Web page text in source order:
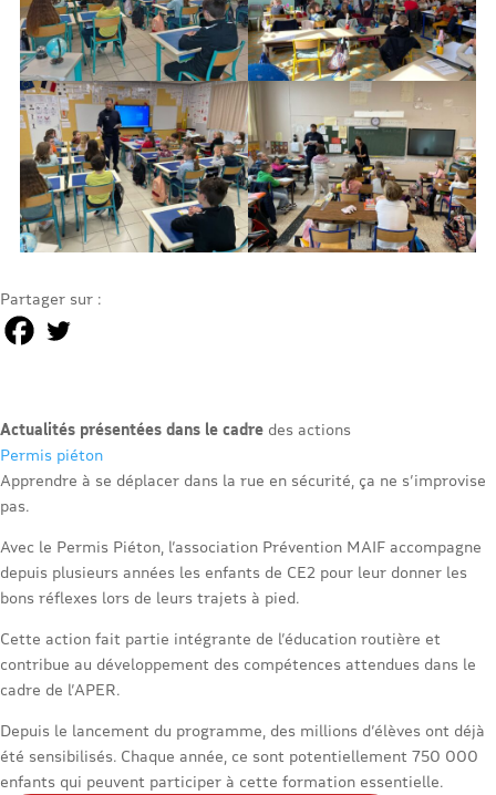
Partager sur :
Actualités présentées dans le cadre des actions
Permis piéton
Apprendre à se déplacer dans la rue en sécurité, ça ne s’improvise
pas.
Avec le Permis Piéton, l’association Prévention MAIF accompagne
depuis plusieurs années les enfants de CE2 pour leur donner les
bons réflexes lors de leurs trajets à pied.
Cette action fait partie intégrante de l’éducation routière et
contribue au développement des compétences attendues dans le
cadre de l’APER.
Depuis le lancement du programme, des millions d’élèves ont déjà
été sensibilisés. Chaque année, ce sont potentiellement 750 000
enfants qui peuvent participer à cette formation essentielle.